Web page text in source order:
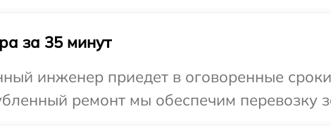
за 35 минут
инженер приедет в оговоренные
ремонт мы обеспечим перевозку